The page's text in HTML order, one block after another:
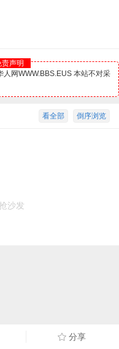
声明
网WWW.BBS.EUS 本站不对采
倒序浏览
看全部
沙发
分享